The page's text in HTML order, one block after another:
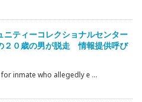
ニティーコレクショナルセンター
２０歳の男が脱走 情報提供呼び
inmate who allegedly e ...